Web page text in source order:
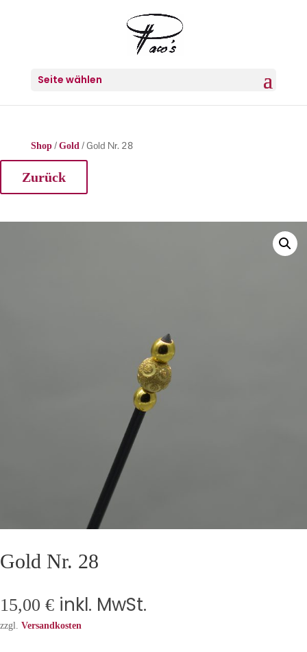
Seite wählen
Shop/ Gold/ Gold Nr. 28
Zurück
Gold Nr. 28
15,00 € inkl. MwSt.
zzgl. Versandkosten